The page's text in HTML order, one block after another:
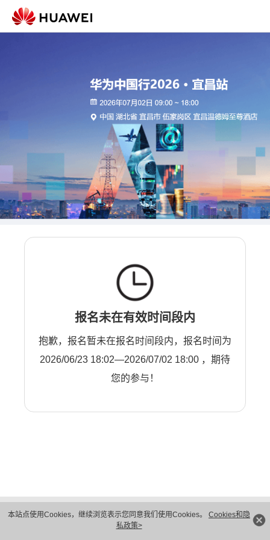
本站点使用Cookies，继续浏览表示您同意我们使用Cookies。 Cookies和隐
私政策>
报名未在有效时间段内
抱歉，报名暂未在报名时间段内，报名时间为
2026/06/23 18:02—2026/07/02 18:00 ，期待
您的参与！
隐私保护
法律声明